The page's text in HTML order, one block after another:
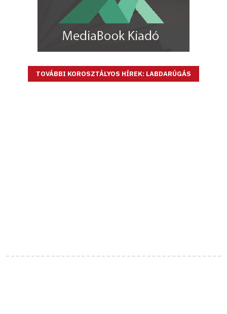
TOVÁBBI KOROSZTÁLYOS HÍREK: LABDARÚGÁS